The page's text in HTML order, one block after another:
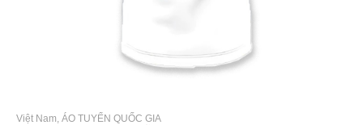
Việt Nam, ÁO TUYỂN QUỐC GIA